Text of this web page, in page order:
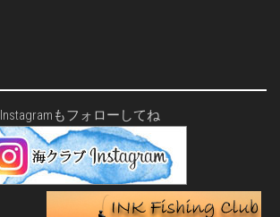
Instagramもフォローしてね